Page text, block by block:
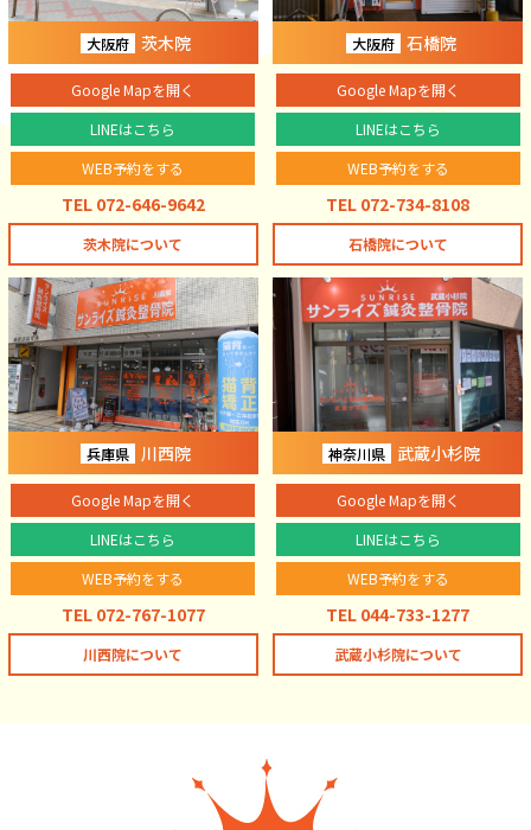
大阪府 茨木院
Google Mapを開く
LINEはこちら
WEB予約をする
TEL 072-646-9642
茨木院について
大阪府 石橋院
Google Mapを開く
LINEはこちら
WEB予約をする
TEL 072-734-8108
石橋院について
兵庫県 川西院
Google Mapを開く
LINEはこちら
WEB予約をする
TEL 072-767-1077
川西院について
神奈川県 武蔵小杉院
Google Mapを開く
LINEはこちら
WEB予約をする
TEL 044-733-1277
武蔵小杉院について